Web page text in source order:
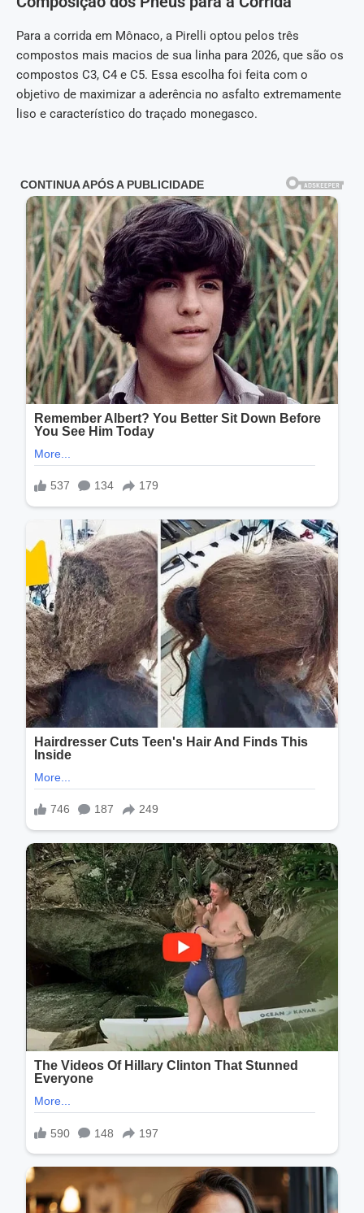
Para a corrida em Mônaco, a Pirelli optou pelos três
compostos mais macios de sua linha para 2026, que são os
compostos C3, C4 e C5. Essa escolha foi feita com o
objetivo de maximizar a aderência no asfalto extremamente
liso e característico do traçado monegasco.